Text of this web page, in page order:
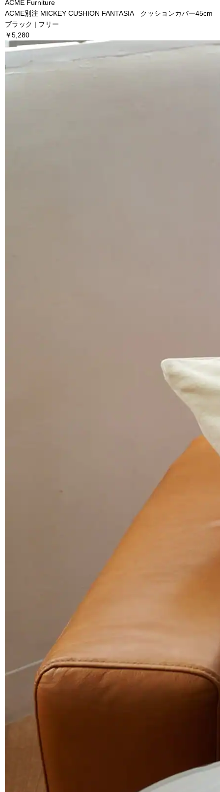
ACME Furniture
ACME別注 MICKEY CUSHION FANTASIA クッションカバー45cm
ブラック | フリー
￥5,280